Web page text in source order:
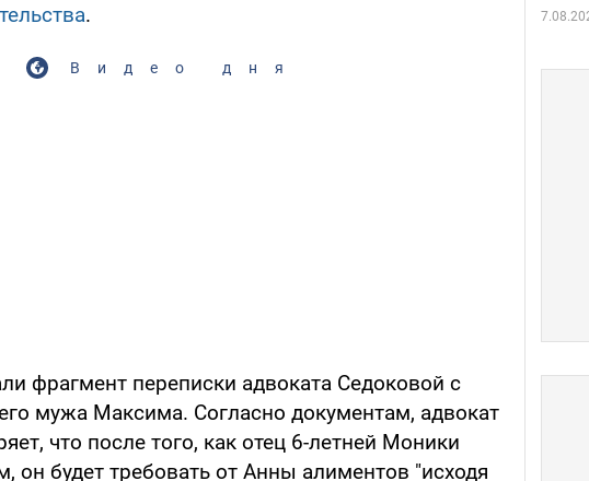
.
Видео дня
фрагмент переписки адвоката Седоковой с
мужа Максима. Согласно документам, адвокат
что после того, как отец 6-летней Моники
он будет требовать от Анны алиментов "исходя